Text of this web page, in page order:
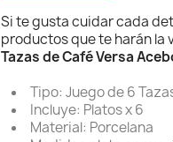
Si te gusta cuidar cada
productos que te harán la
Tazas de Café Versa
Tipo: Juego de 6
Incluye: Platos x 6
Material: Porcelana